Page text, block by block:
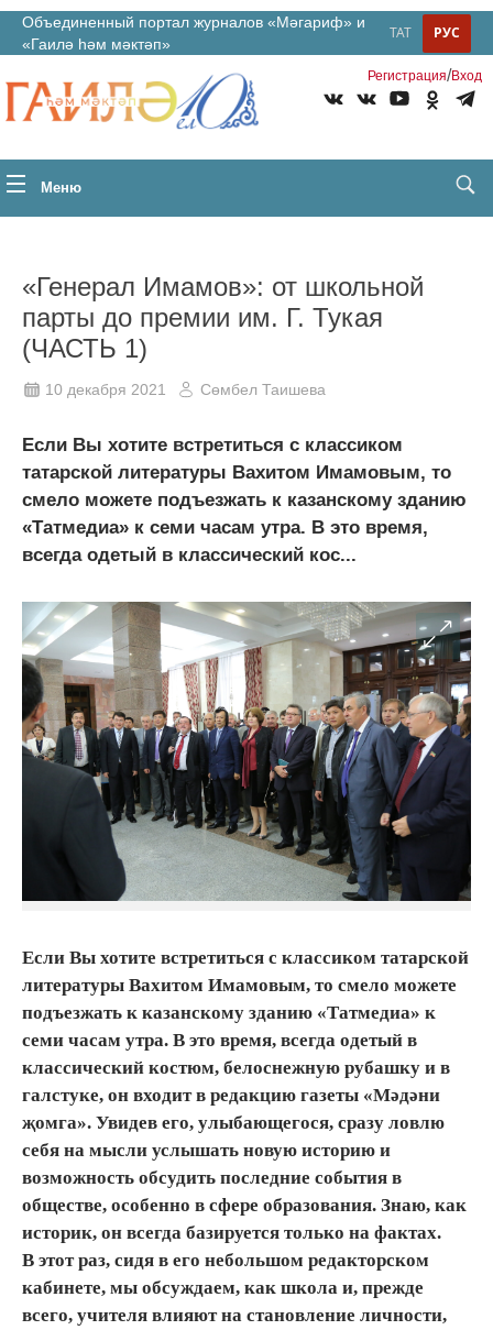
Объединенный портал журналов «Мәгариф» и
«Гаилә һәм мәктәп»
РУС
ТАТ
Регистрация/Вход
Меню
«Генерал Имамов»: от школьной
парты до премии им. Г. Тукая
(ЧАСТЬ 1)
10 декабря 2021 Сөмбел Таишева
Если Вы хотите встретиться с классиком
татарской литературы Вахитом Имамовым, то
смело можете подъезжать к казанскому зданию
«Татмедиа» к семи часам утра. В это время,
всегда одетый в классический кос...
Если Вы хотите встретиться с классиком татарской
литературы Вахитом Имамовым, то смело можете
подъезжать к казанскому зданию «Татмедиа» к
семи часам утра. В это время, всегда одетый в
классический костюм, белоснежную рубашку и в
галстуке, он входит в редакцию газеты «Мәдәни
җомга». Увидев его, улыбающегося, сразу ловлю
себя на мысли услышать новую историю и
возможность обсудить последние события в
обществе, особенно в сфере образования. Знаю, как
историк, он всегда базируется только на фактах.
В этот раз, сидя в его небольшом редакторском
кабинете, мы обсуждаем, как школа и, прежде
всего, учителя влияют на становление личности,